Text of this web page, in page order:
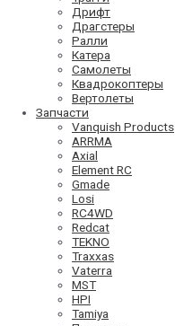
Дрифт
Драгстеры
Ралли
Катера
Самолеты
Квадрокоптеры
Вертолеты
Запчасти
Vanquish Products
ARRMA
Axial
Element RC
Gmade
Losi
RC4WD
Redcat
TEKNO
Traxxas
Vaterra
MST
HPI
Tamiya